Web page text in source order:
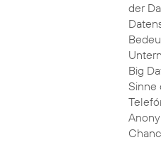
der
Big
Sinne